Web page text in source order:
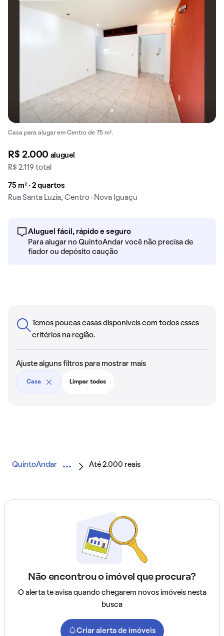
Casa para alugar em Centro de 75 m².
R$ 2.000 aluguel
R$ 2.119 total
75 m² · 2 quartos
Rua Santa Luzia, Centro · Nova Iguaçu
Aluguel fácil, rápido e seguro
Para alugar no QuintoAndar você não precisa de
fiador ou depósito caução
Temos poucas casas disponíveis com todos esses
critérios na região.
Ajuste alguns filtros para mostrar mais
Casa Limpar todos
QuintoAndar Até 2.000 reais
Não encontrou o imóvel que procura?
O alerta te avisa quando chegarem novos imóveis nesta
busca
Criar alerta de imóveis